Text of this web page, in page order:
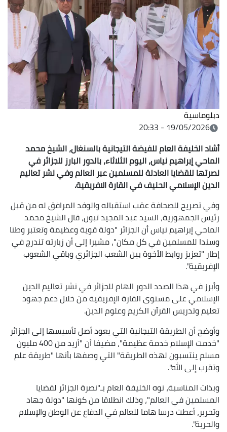
دبلوماسية
19/05/2026 - 20:33
أشاد الخليفة العام للفيضة التيجانية بالسنغال، الشيخ محمد
الماحي إبراهيم نياس، اليوم الثلاثاء، بالدور البارز للجزائر في
نصرتها للقضايا العادلة للمسلمين عبر العالم وفي نشر تعاليم
الدين الإسلامي الحنيف في القارة الافريقية.
وفي تصريح للصحافة عقب استقباله والوفد المرافق له من قبل
رئيس الجمهورية، السيد عبد المجيد تبون، قال الشيخ محمد
الماحي إبراهيم نياس أن الجزائر "دولة قوية وعظيمة وتعتبر وطنا
وسندا للمسلمين في كل مكان"، مشيرا إلى أن زيارته تندرج في
إطار "تعزيز روابط الأخوة بين الشعب الجزائري وباقي الشعوب
الإفريقية".
وأبرز في هذا الصدد الدور الهام للجزائر في نشر تعاليم الدين
الإسلامي على مستوى القارة الإفريقية من خلال دعم جهود
تعليم وتدريس القرآن الكريم وعلوم الدين.
وأوضح أن الطريقة التيجانية التي يعود أصل تأسيسها إلى الجزائر
"خدمت الإسلام خدمة عظيمة"، مضيفا أن "أزيد من 400 مليون
مسلم ينتسبون لهذه الطريقة" التي وصفها بأنها "طريقة علم
وتقرب إلى الله".
وبذات المناسبة، نوه الخليفة العام بـ"نصرة الجزائر لقضايا
المسلمين في العالم"، وذلك انطلاقا من كونها "دولة جهاد
وتحرير، أعطت درسا هاما للعالم في الدفاع عن الوطن والإسلام
والحرية".